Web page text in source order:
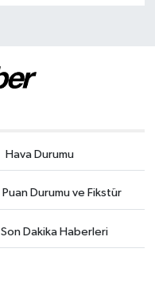
Hava Durumu
Puan Durumu ve Fikstür
Son Dakika Haberleri